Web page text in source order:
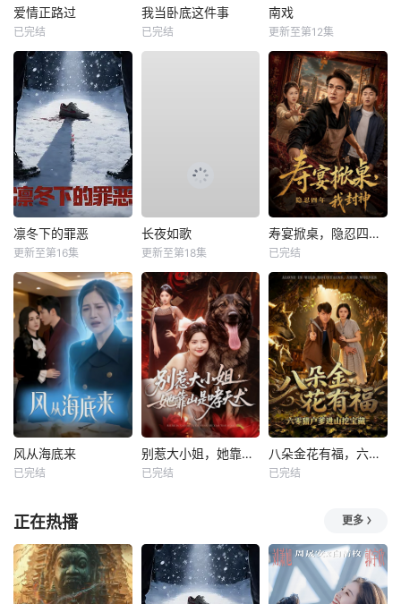
爱情正路过
已完结
我当卧底这件事
已完结
南戏
更新至第12集
凛冬下的罪恶
更新至第16集
长夜如歌
更新至第18集
寿宴掀桌，隐忍四年我封神
已完结
风从海底来
已完结
别惹大小姐，她靠山是哮天犬
已完结
八朵金花有福，六零猎户爹进山挖宝藏
已完结
正在热播 更多